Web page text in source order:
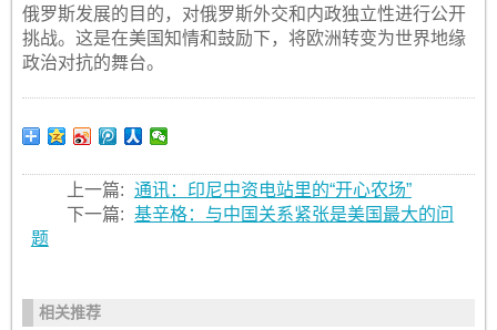
俄罗斯发展的目的，对俄罗斯外交和内政独立性进行公开
挑战。这是在美国知情和鼓励下，将欧洲转变为世界地缘
政治对抗的舞台。
上一篇: 通讯：印尼中资电站里的“开心农场”
下一篇: 基辛格：与中国关系紧张是美国最大的问
题
相关推荐